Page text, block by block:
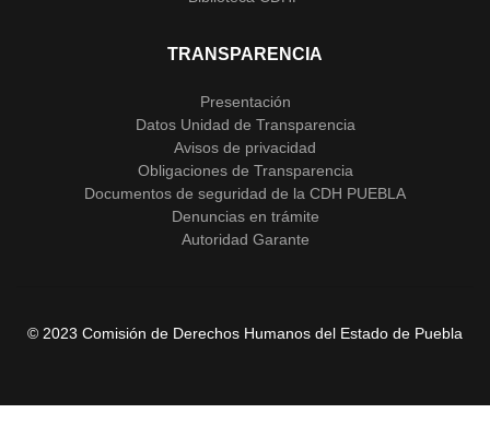
TRANSPARENCIA
Presentación
Datos Unidad de Transparencia
Avisos de privacidad
Obligaciones de Transparencia
Documentos de seguridad de la CDH PUEBLA
Denuncias en trámite
Autoridad Garante
© 2023 Comisión de Derechos Humanos del Estado de Puebla